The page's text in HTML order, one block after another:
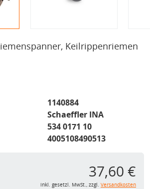
Keilrippenriemen
1140884
Schaeffler INA
534 0171 10
4005108490513
37,60 €
inkl. gesetzl. MwSt., zzgl. Versandkosten